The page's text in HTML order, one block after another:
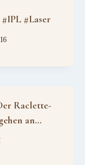
#Laser
Raclette-
an…